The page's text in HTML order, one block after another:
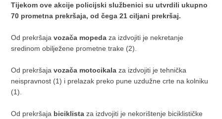
Tijekom ove akcije policijski službenici su utvrdili ukupno
70 prometna prekršaja, od čega 21 ciljani prekršaj.
Od prekršajavozača mopeda za izdvojiti je nekretanje
sredinom obilježene prometne trake (2).
Od prekršajavozača motocikala za izdvojiti je tehnička
neispravnost (1) i prelazak preko pune uzdužne crte na kolniku
(1).
Od prekršaja biciklistaza izdvojiti je nekorištenje biciklističke